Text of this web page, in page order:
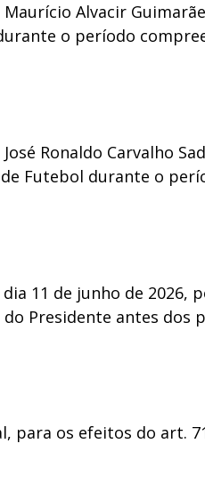
Alvacir
o período
Ronaldo Carvalho
de Futebol durante o
11 de junho de 2026,
Presidente antes dos
para os efeitos do art.